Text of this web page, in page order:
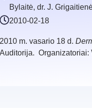
Bylaitė, dr. J.
2010-02-18
2010 m. vasario 18 d.
Auditorija. Organizatoriai: